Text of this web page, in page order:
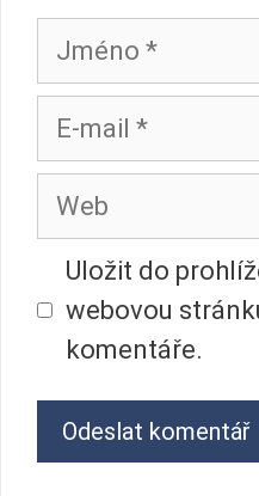
Jméno
E-
mail
Web
Uložit do
webovou
komentáře.